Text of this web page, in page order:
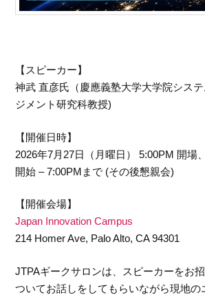
【スピーカー】
神武 直彦氏（慶應義塾大学大学院シス
ジメント研究科教授)
【開催日時】
2026年7月27日（月曜日） 5:00PM 開場
開始 – 7:00PMまで (その後懇親会)
【開催会場】
Japan Innovation Campus
214 Homer Ave, Palo Alto, CA 94301
JTPAギークサロンは、スピーカーをお
ついてお話しをしてもらいながら現地の